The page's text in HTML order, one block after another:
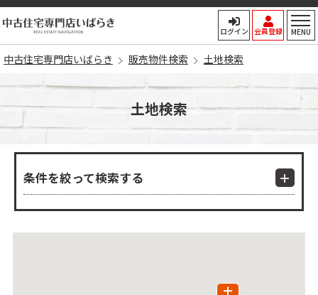
中古住宅専門店いばらき
ログイン 会員登録 MENU
中古住宅専門店いばらき 販売物件検索 土地検索
土地検索
条件を絞って検索する